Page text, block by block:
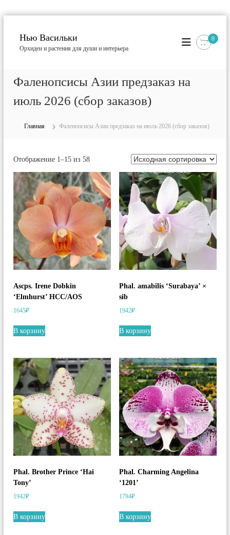
Нью Васильки
Орхидеи и растения для души и интерьера
0
Фаленопсисы Азии предзаказ на
июль 2026 (сбор заказов)
Главная Фаленопсисы Азии предзаказ на июль 2026 (сбор заказов)
Отображение 1–15 из 58
Ascps. Irene Dobkin
‘Elmhurst’ HCC/AOS
1645₽
В корзину
Phal. amabilis ‘Surabaya’ ×
sib
1942₽
В корзину
Phal. Brother Prince ‘Hai
Tony’
1942₽
В корзину
Phal. Charming Angelina
‘1201’
1794₽
В корзину